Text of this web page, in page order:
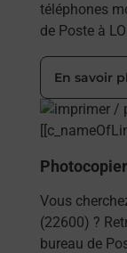
téléphones
de Poste à
En savoir
En savoir plus
Vous
(22600) ?
bureau de